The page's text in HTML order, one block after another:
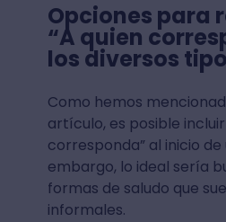
Opciones para
“A quien
los diversos
Como hemos
artículo, es posible incluir
corresponda” al inicio de
embargo, lo ideal sería
formas de saludo que
informales.